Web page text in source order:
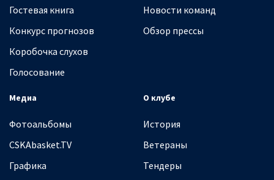
Гостевая книга
Конкурс прогнозов
Коробочка слухов
Голосование
Новости команд
Обзор прессы
Медиа
Фотоальбомы
CSKAbasket.TV
Графика
О клубе
История
Ветераны
Тендеры